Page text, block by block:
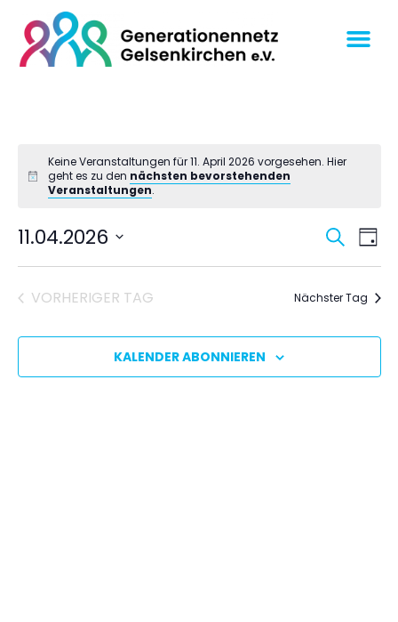
Keine Veranstaltungen für 11. April 2026 vorgesehen. Hier
geht es zu den nächsten bevorstehenden
Veranstaltungen.
Suche
und
SUCHE
TAG
11.04.2026
wählen.
VORHERIGER TAG
Nächster Tag
KALENDER ABONNIEREN